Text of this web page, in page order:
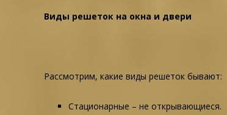
Виды решеток на окна и двери
Рассмотрим, какие виды решеток бывают:
Стационарные – не открывающиеся.